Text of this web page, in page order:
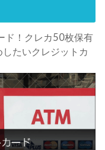
ド！クレカ50枚保有
たいクレジットカ